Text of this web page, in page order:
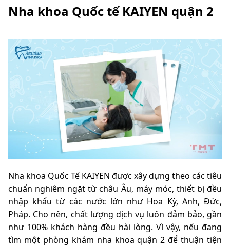
Nha khoa Quốc tế KAIYEN quận 2
Nha khoa Quốc Tế KAIYEN được xây dựng theo các tiêu
chuẩn nghiêm ngặt từ châu Âu, máy móc, thiết bị đều
nhập khẩu từ các nước lớn như Hoa Kỳ, Anh, Đức,
Pháp. Cho nên, chất lượng dịch vụ luôn đảm bảo, gần
như 100% khách hàng đều hài lòng. Vì vậy, nếu đang
tìm một phòng khám nha khoa quận 2 để thuận tiện